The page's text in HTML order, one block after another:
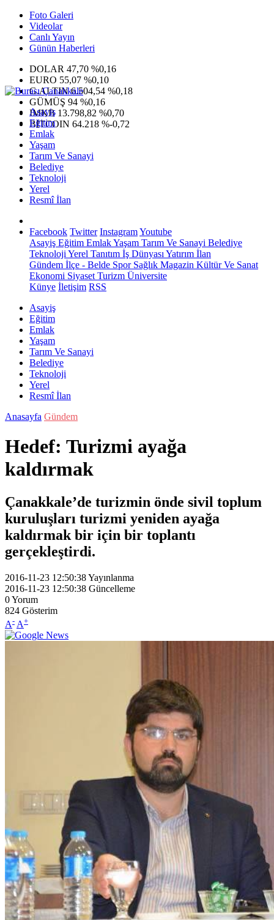
Foto Galeri
Videolar
Canlı Yayın
Günün Haberleri
DOLAR 47,70 %0,16
EURO 55,07 %0,10
G.ALTIN6.504,54 %0,18
GÜMÜŞ 94 %0,16
IMKB 13.798,82 %0,70
BITCOIN 64.218 %-0,72
Asayiş
Eğitim
Emlak
Yaşam
Tarım Ve Sanayi
Belediye
Teknoloji
Yerel
Resmî İlan
Facebook Twitter InstagramYoutube
Asayiş Eğitim EmlakYaşam Tarım Ve Sanayi Belediye
Teknoloji Yerel Tanıtım İş Dünyası Yatırım İlan
Gündem İlçe - Belde SporSağlık Magazin Kültür Ve Sanat
Ekonomi Siyaset Turizm Üniversite
Künye İletişim RSS
Asayiş
Eğitim
Emlak
Yaşam
Tarım Ve Sanayi
Belediye
Teknoloji
Yerel
Resmî İlan
Anasayfa Gündem
Hedef: Turizmi ayağa
kaldırmak
Çanakkale’de turizmin önde sivil toplum
kuruluşları turizmi yeniden ayağa
kaldırmak bir için bir toplantı
gerçekleştirdi.
2016-11-23 12:50:38Yayınlanma
2016-11-23 12:50:38 Güncelleme
0Yorum
824 Gösterim
A- A+